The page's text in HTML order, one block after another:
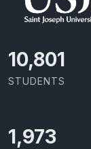
11,418
STUDENTS
2,086